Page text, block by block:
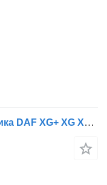
Воздушный фильтр для грузовика DAF XG+ XG XF XD